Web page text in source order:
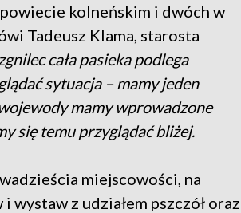
kolneńskim i dwóch w
Tadeusz Klama, starosta
cała pasieka podlega
sytuacja – mamy jeden
mamy wprowadzone
się temu przyglądać bliżej.
miejscowości, na
z udziałem pszczół oraz